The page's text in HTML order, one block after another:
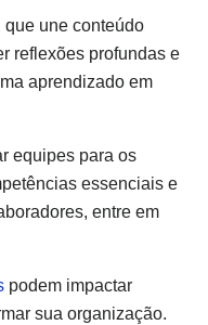
une conteúdo
reflexões profundas e
aprendizado em
equipes para os
essenciais e
entre em
podem impactar
sua organização.